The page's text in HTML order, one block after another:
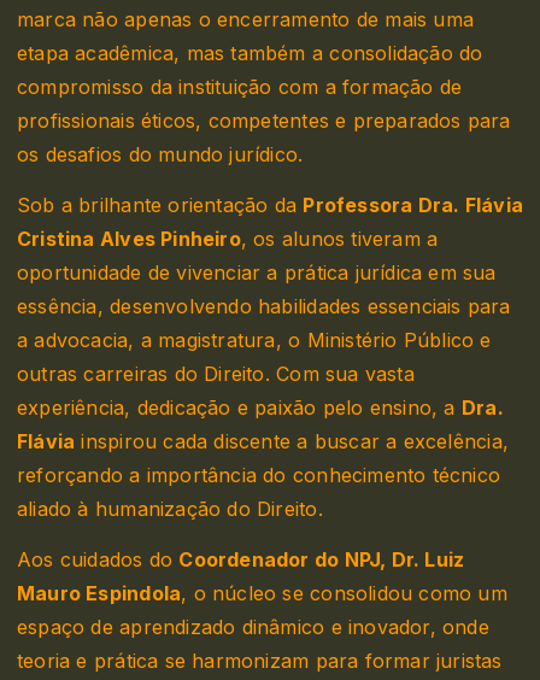
marca não apenas o encerramento de mais uma
etapa acadêmica, mas também a consolidação do
compromisso da instituição com a formação de
profissionais éticos, competentes e preparados para
os desafios do mundo jurídico.
Sob a brilhante orientação da Professora Dra. Flávia
Cristina Alves Pinheiro, os alunos tiveram a
oportunidade de vivenciar a prática jurídica em sua
essência, desenvolvendo habilidades essenciais para
a advocacia, a magistratura, o Ministério Público e
outras carreiras do Direito. Com sua vasta
experiência, dedicação e paixão pelo ensino, a Dra.
Flávia inspirou cada discente a buscar a excelência,
reforçando a importância do conhecimento técnico
aliado à humanização do Direito.
Aos cuidados do Coordenador do NPJ, Dr. Luiz
Mauro Espindola, o núcleo se consolidou como um
espaço de aprendizado dinâmico e inovador, onde
teoria e prática se harmonizam para formar juristas